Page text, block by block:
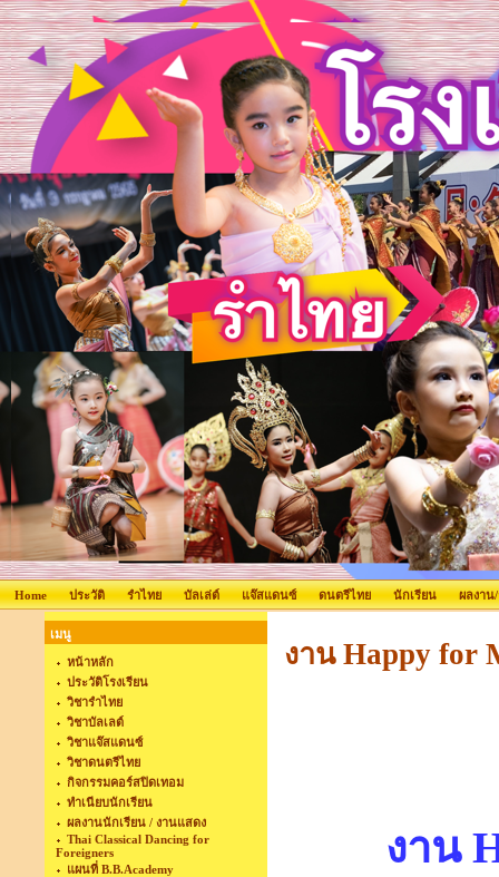
Home ประวัติ รำไทย บัลเล่ต์ แจ๊สแดนซ์ ดนตรีไทย นักเรียน ผลงาน
เมนู
หน้าหลัก
ประวัติโรงเรียน
วิชารำไทย
วิชาบัลเลต์
วิชาแจ๊สแดนซ์
วิชาดนตรีไทย
กิจกรรมคอร์สปิดเทอม
ทำเนียบนักเรียน
ผลงานนักเรียน / งานแสดง
Thai Classical Dancing for
Foreigners
แผนที่ B.B.Academy
งาน Happy for
งาน